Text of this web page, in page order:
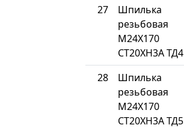
27
Шпилька
резьбовая
М24Х170
СТ20ХН3А ТД4
28
Шпилька
резьбовая
М24Х170
СТ20ХН3А ТД5